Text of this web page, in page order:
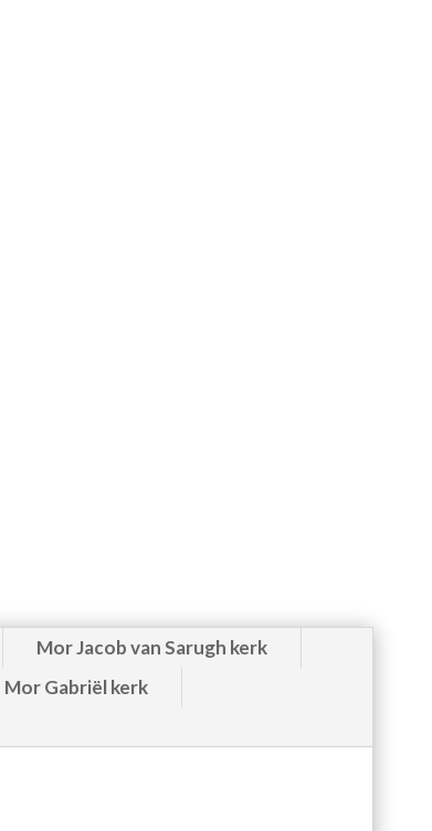
Mor Jacob van Sarugh kerk
Mor Gabriël kerk